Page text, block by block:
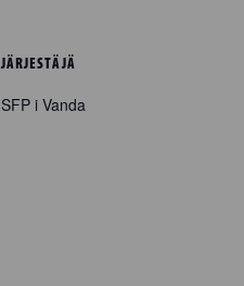
JÄRJESTÄJÄ
SFP i Vanda